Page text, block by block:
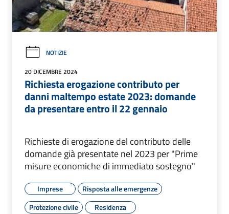
NOTIZIE
20 DICEMBRE 2024
Richiesta erogazione contributo per
danni maltempo estate 2023: domande
da presentare entro il 22 gennaio
Richieste di erogazione del contributo delle
domande già presentate nel 2023 per "Prime
misure economiche di immediato sostegno"
Imprese
Risposta alle emergenze
Protezione civile
Residenza